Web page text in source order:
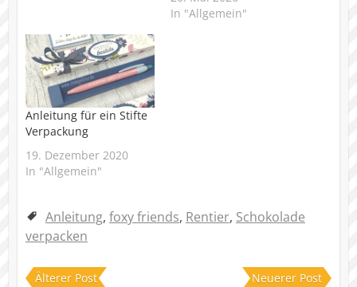
In "Allgemein"
Anleitung für ein Stifte
Verpackung
19. Dezember 2020
In "Allgemein"
Anleitung, foxy friends, Rentier, Schokolade
verpacken
Älterer Post Neuerer Post